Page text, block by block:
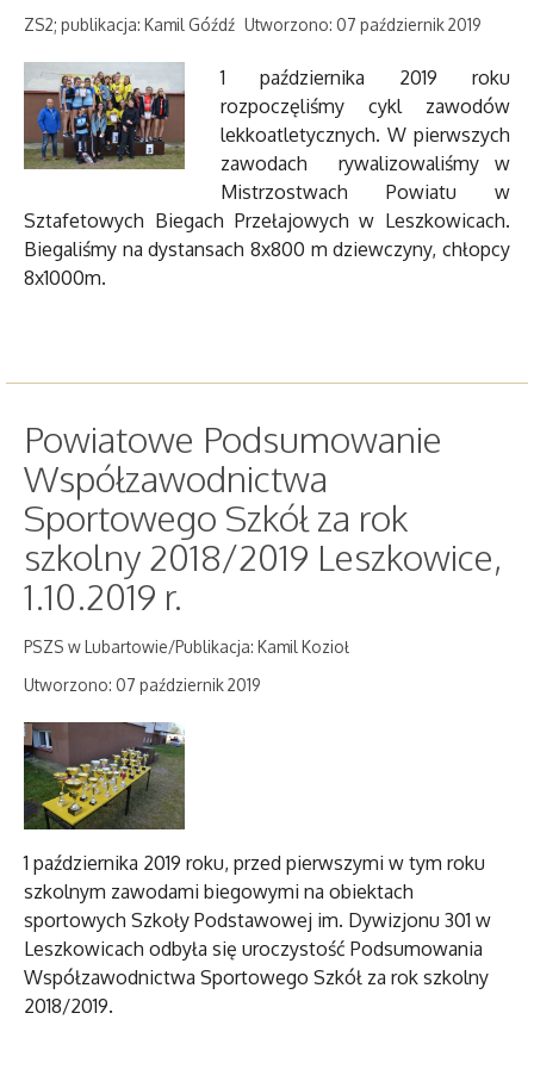
ZS2; publikacja: Kamil Góźdź Utworzono: 07 październik 2019
1 października 2019 roku
rozpoczęliśmy cykl zawodów
lekkoatletycznych. W pierwszych
zawodach rywalizowaliśmy w
Mistrzostwach Powiatu w
Sztafetowych Biegach Przełajowych w Leszkowicach.
Biegaliśmy na dystansach 8x800 m dziewczyny, chłopcy
8x1000m.
Powiatowe Podsumowanie
Współzawodnictwa
Sportowego Szkół za rok
szkolny 2018/2019 Leszkowice,
1.10.2019 r.
PSZS w Lubartowie/Publikacja: Kamil Kozioł
Utworzono: 07 październik 2019
1 października 2019 roku, przed pierwszymi w tym roku
szkolnym zawodami biegowymi na obiektach
sportowych Szkoły Podstawowej im. Dywizjonu 301 w
Leszkowicach odbyła się uroczystość Podsumowania
Współzawodnictwa Sportowego Szkół za rok szkolny
2018/2019.